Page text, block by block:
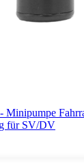
Minipumpe
für SV/DV